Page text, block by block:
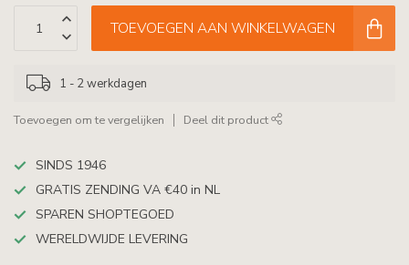
TOEVOEGEN AAN WINKELWAGEN
1 - 2 werkdagen
Toevoegen om te vergelijken Deel dit product
SINDS 1946
GRATIS ZENDING VA €40 in NL
SPAREN SHOPTEGOED
WERELDWIJDE LEVERING